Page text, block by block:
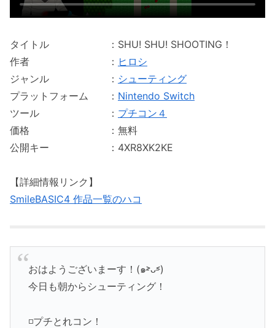
タイトル ：SHU! SHU! SHOOTING！
作者 ： ヒロシ
ジャンル ： シューティング
プラットフォーム ： Nintendo Switch
ツール ： プチコン４
価格 ：無料
公開キー ：4XR8XK2KE
【詳細情報リンク】
SmileBASIC4 作品一覧のハコ
おはようございまーす！(๑˃̵ᴗ˂̵)
今日も朝からシューティング！
◽️プチとれコン！